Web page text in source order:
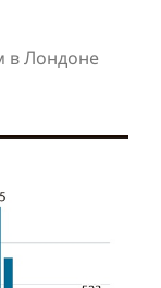
в Лондоне